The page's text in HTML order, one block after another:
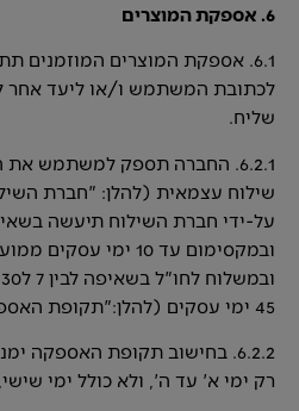
6. אספקת המוצרים
6.1. אספקת המוצרים המוזמנים
לכתובת המשתמש ו/או ליעד אחר
שליח.
6.2.1. החברה תספק למשתמש
שילוח עצמאית (להלן: "חברת
ובמקסימום עד 10 ימי
45 ימי עסקים (להלן:"תקופת האספקה").
6.2.2. בחישוב תקופת האספקה
רק ימי א' עד ה', ולא כולל ימי